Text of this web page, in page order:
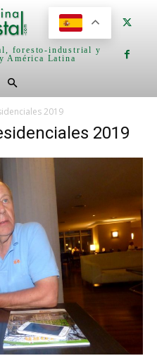
foresto-industrial y
América Latina
2019
2019